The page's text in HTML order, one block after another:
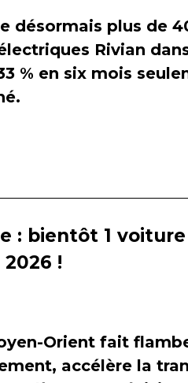
désormais plus de
Rivian
% en six mois
: bientôt 1
!
Orient fait
accélère la